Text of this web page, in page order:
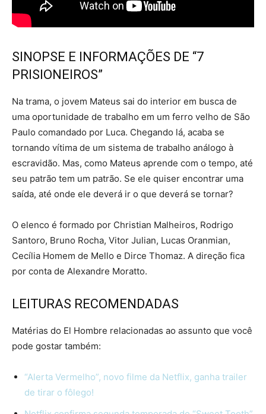
SINOPSE E INFORMAÇÕES DE “7
PRISIONEIROS”
Na trama, o jovem Mateus sai do interior em busca de
uma oportunidade de trabalho em um ferro velho de São
Paulo comandado por Luca. Chegando lá, acaba se
tornando vítima de um sistema de trabalho análogo à
escravidão. Mas, como Mateus aprende com o tempo, até
seu patrão tem um patrão. Se ele quiser encontrar uma
saída, até onde ele deverá ir o que deverá se tornar?
O elenco é formado por Christian Malheiros, Rodrigo
Santoro, Bruno Rocha, Vitor Julian, Lucas Oranmian,
Cecília Homem de Mello e Dirce Thomaz. A direção fica
por conta de Alexandre Moratto.
LEITURAS RECOMENDADAS
Matérias do El Hombre relacionadas ao assunto que você
pode gostar também:
“Alerta Vermelho”, novo filme da Netflix, ganha trailer
de tirar o fôlego!